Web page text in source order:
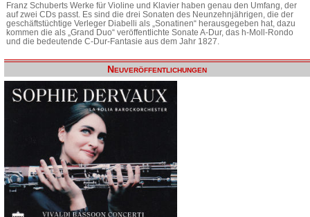
Franz Schuberts Werke für Violine und Klavier haben genau den Umfang, der
auf zwei CDs passt. Es sind die drei Sonaten des Neunzehnjährigen, die der
geschäftstüchtige Verleger Diabelli als „Sonatinen“ herausgegeben hat, dazu
kommen die als „Grand Duo“ veröffentlichte Sonate A-Dur, das h-Moll-Rondo
und die bedeutende C-Dur-Fantasie aus dem Jahr 1827.
Neuveröffentlichungen